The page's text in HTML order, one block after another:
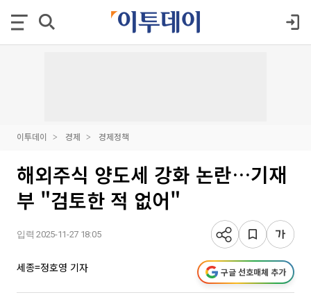
이투데이 경제 경제정책
해외주식 양도세 강화 논란…기재
부 "검토한 적 없어"
입력 2025-11-27 18:05
세종=정호영 기자 구글 선호매체 추가